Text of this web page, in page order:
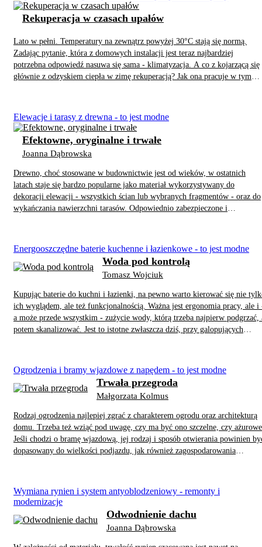
Lato w pełni. Temperatury na zewnątrz powyżej 30°C stają się normą.
Zadając pytanie, która z domowych instalacji jest teraz najbardziej
potrzebna odpowiedź nasuwa się sama - klimatyzacja. A co z kojarzącą się
głównie z odzyskiem ciepła w zimę rekuperacją? Jak ona pracuje w tym
Rekuperacja w czasach upałów
Elewacje i tarasy z drewna - to jest modne
Drewno, choć stosowane w budownictwie jest od wieków, w ostatnich
latach staje się bardzo popularne jako materiał wykorzystywany do
dekoracji elewacji - wszystkich ścian lub wybranych fragmentów - oraz do
wykańczania nawierzchni tarasów. Odpowiednio zabezpieczone i
nowoczesnej, minimalistycznej.
Efektowne, oryginalne i trwałe
Joanna Dąbrowska
Energooszczędne baterie kuchenne i łazienkowe - to jest modne
Kupując baterie do kuchni i łazienki, na pewno warto kierować się nie
ich wyglądem, ale też funkcjonalnością. Ważna jest ergonomia pracy, ale i
a może przede wszystkim - zużycie wody, którą trzeba najpierw podgrzać,
potem skanalizować. Jest to istotne zwłaszcza dziś, przy galopujących
rozwiązania, zapewniające realne oszczędności.
Woda pod kontrolą
Tomasz Wojciuk
Ogrodzenia i bramy wjazdowe z napędem - to jest modne
Rodzaj ogrodzenia najlepiej zgrać z charakterem ogrodu oraz architekturą
domu. Trzeba też wziąć pod uwagę, czy ma być ono szczelne, czy
Jeśli chodzi o bramę wjazdową, jej rodzaj i sposób otwierania powinien
dopasowany do wielkości podjazdu, jak również zagospodarowania
Trwała przegroda
Małgorzata Kolmus
Wymiana rynien i system antyoblodzeniowy - remonty i
modernizacje
Odwodnienie dachu
Joanna Dąbrowska